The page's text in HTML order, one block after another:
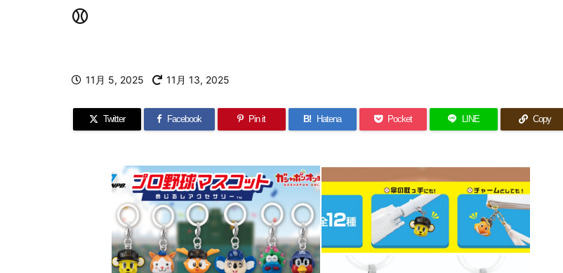
⚾
11月 5, 2025 11月 13, 2025
Twitter Facebook Pin it B! Hatena Pocket LINE Copy